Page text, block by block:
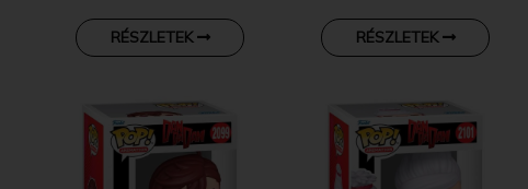
RÉSZLETEK RÉSZLETEK